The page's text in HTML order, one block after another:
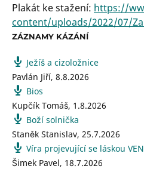
Plakát ke stažení: https://
content/uploads/2022/07/
ZÁZNAMY KÁZÁNÍ
Ježíš a cizoložnice
Pavlán Jiří, 8.8.2026
Bios
Kupčík Tomáš, 1.8.2026
Boží solnička
Staněk Stanislav, 25.7.2026
Víra projevující se láskou VEN
Šimek Pavel, 18.7.2026